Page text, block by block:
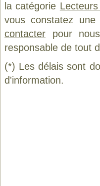
la catégorie
vous constatez
contacter pour
responsable de tout
(*) Les délais sont
d'information.